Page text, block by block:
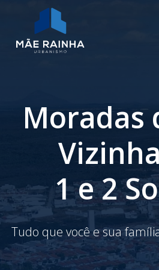
Moradas
1 e 2
Tudo que você e sua